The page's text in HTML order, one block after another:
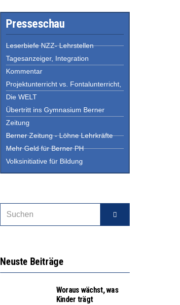
Presseschau
Leserbiefe NZZ- Lehrstellen
Tagesanzeiger, Integration
Kommentar
Projektunterricht vs. Fontalunterricht,
Die WELT
Übertritt ins Gymnasium Berner
Zeitung
Berner Zeitung - Löhne Lehrkräfte
Mehr Geld für Berner PH
Volksinitiative für Bildung
Neuste Beiträge
Woraus wächst, was
Kinder trägt